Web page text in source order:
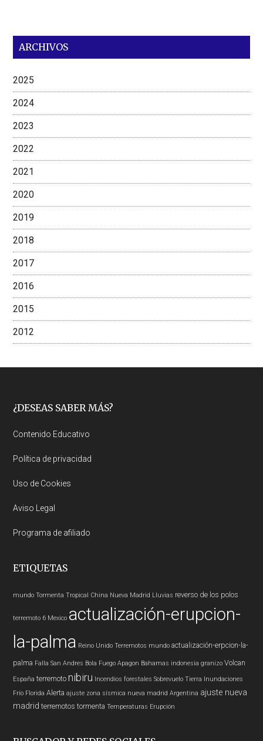
ARCHIVOS
2025
2024
2023
2022
2021
2020
2019
2018
2017
2016
2015
2012
Footer
¿DESEAS SABER MÁS?
Contenido Educativo
Política de privacidad
Uso de Cookies
Aviso Legal
Programa de afiliado
ETIQUETAS
mundo Tormenta Tropical China Nueva Madrid Lluvias reverso de los polos
terremoto 6 Mexico actualización-erupcion-
la-palma Reino Unido Terremotos mundo actualización-erpcion-la-
palma Falla San Andres Bola Fuego Apagon Bahamas indonesia granizo Volcan
España terremoto nibiru Incendios forestales Sobrevuelo Tierra Inundaciones
Frío Florida Alerta ajuste zona sísmica nueva madrid Argentina ajuste nueva
madrid terremotos tormenta Temperaturas Erupción